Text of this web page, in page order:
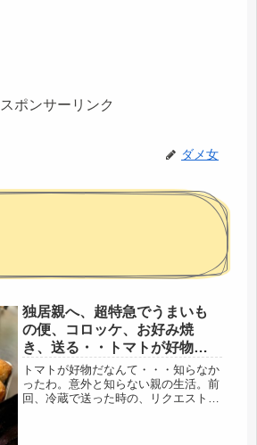
スポンサーリンク
ダメ女
独居親へ、超特急でうまいも
の便、コロッケ、お好み焼
き、送る・・トマトが好物だ
ったとはね
トマトが好物だなんて・・・知らなか
ったわ。意外と知らない親の生活。前
回、冷蔵で送った時の、リクエスト、